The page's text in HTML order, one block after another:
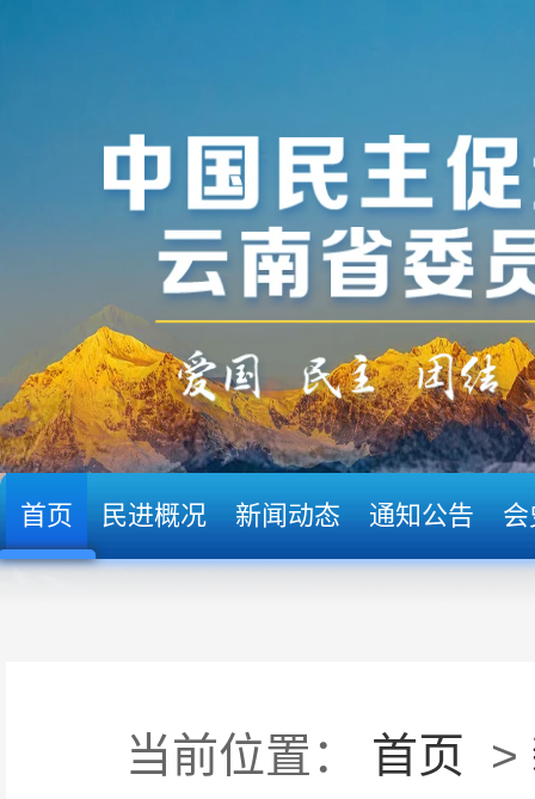
首页 民进概况 新闻动态 通知公告 会
当前位置： 首页 >